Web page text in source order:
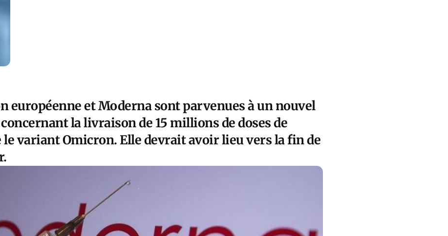
européenne et Moderna sont parvenues à un nouvel
la livraison de 15 millions de doses de
variant Omicron. Elle devrait avoir lieu vers la fin de